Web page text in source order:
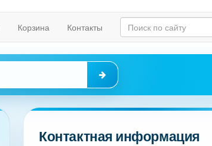
Корзина Контакты
Контактная информация